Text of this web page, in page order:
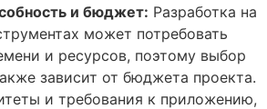
и бюджет: Разработка на
может потребовать
и ресурсов, поэтому выбор
зависит от бюджета проекта.
и требования к приложению,